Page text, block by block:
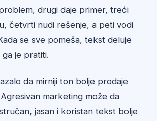
drugi daje primer, treći
četvrti nudi rešenje, a peti vodi
se sve pomeša, tekst deluje
je pratiti.
da mirniji ton bolje prodaje
marketing može da
jasan i koristan tekst bolje